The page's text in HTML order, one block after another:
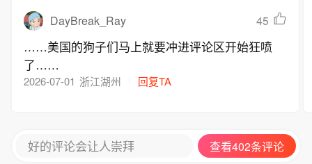
DayBreak_Ray 45
……美国的狗子们马上就要冲进评论区开始狂喷
了……
2026-07-01 浙江湖州 回复TA
好的评论会让人崇拜 查看402条评论